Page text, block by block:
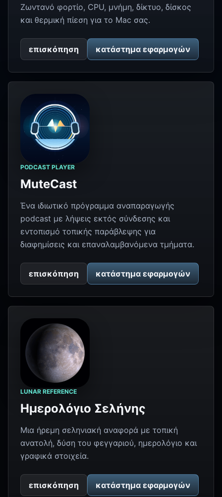
Ζωντανό φορτίο, CPU, μνήμη, δίκτυο, δίσκος
και θερμική πίεση για το Mac σας.
επισκόπηση κατάστημα εφαρμογών
PODCAST PLAYER
MuteCast
Ένα ιδιωτικό πρόγραμμα αναπαραγωγής
podcast με λήψεις εκτός σύνδεσης και
εντοπισμό τοπικής παράβλεψης για
διαφημίσεις και επαναλαμβανόμενα τμήματα.
επισκόπηση κατάστημα εφαρμογών
LUNAR REFERENCE
Ημερολόγιο Σελήνης
Μια ήρεμη σεληνιακή αναφορά με τοπική
ανατολή, δύση του φεγγαριού, ημερολόγιο και
γραφικά στοιχεία.
επισκόπηση κατάστημα εφαρμογών